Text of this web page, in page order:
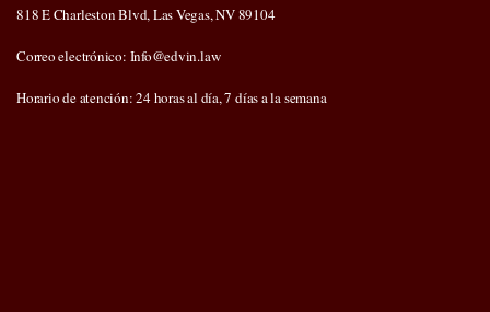
818 E Charleston Blvd, Las Vegas, NV 89104
Correo electrónico: Info@edvin.law
Horario de atención: 24 horas al día, 7 días a la semana